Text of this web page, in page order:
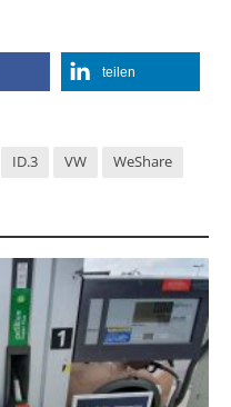
teilen
ID.3 VW WeShare